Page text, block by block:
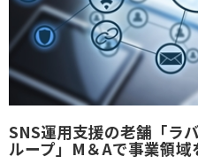
SNS運用支援の老舗「ラ
ループ」M＆Aで事業領域